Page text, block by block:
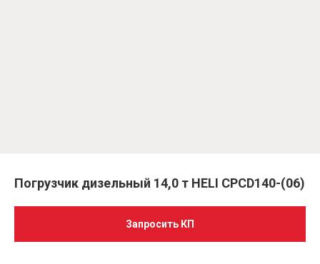
Погрузчик дизельный 14,0 т HELI CPCD140-(06)
Запросить КП